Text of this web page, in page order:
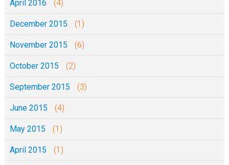
April 2016 (4)
December 2015 (1)
November 2015 (6)
October 2015 (2)
September 2015 (3)
June 2015 (4)
May 2015 (1)
April 2015 (1)